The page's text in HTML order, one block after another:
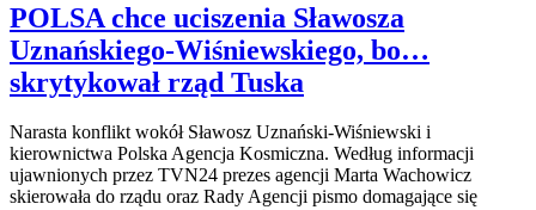
POLSA chce uciszenia Sławosza
Uznańskiego-Wiśniewskiego, bo…
skrytykował rząd Tuska
Narasta konflikt wokół Sławosz Uznański-Wiśniewski i
kierownictwa Polska Agencja Kosmiczna. Według informacji
ujawnionych przez TVN24 prezes agencji Marta Wachowicz
skierowała do rządu oraz Rady Agencji pismo domagające się